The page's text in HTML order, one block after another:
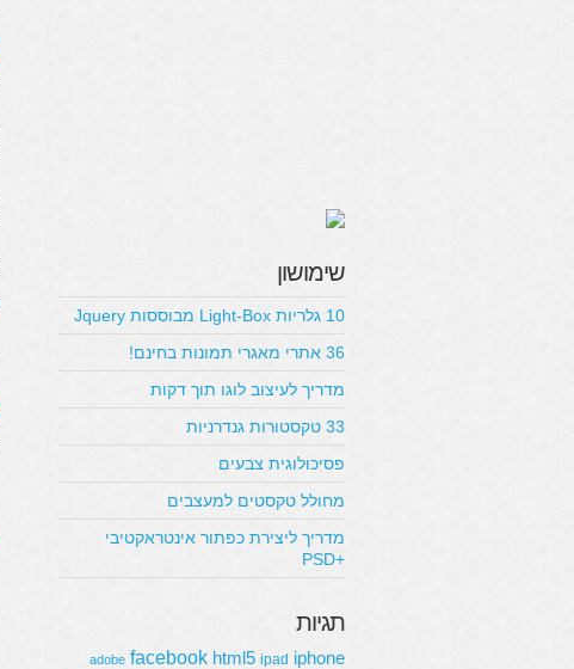
שימושון
10 גלריות Light-Box מבוססות Jquery
36 אתרי מאגרי תמונות בחינם!
מדריך לעיצוב לוגו תוך דקות
33 טקסטורות גנדרניות
פסיכולוגית צבעים
מחולל טקסטים למעצבים
מדריך ליצירת כפתור אינטראקטיבי
+PSD
תגיות
adobe facebook html5 ipad iphone